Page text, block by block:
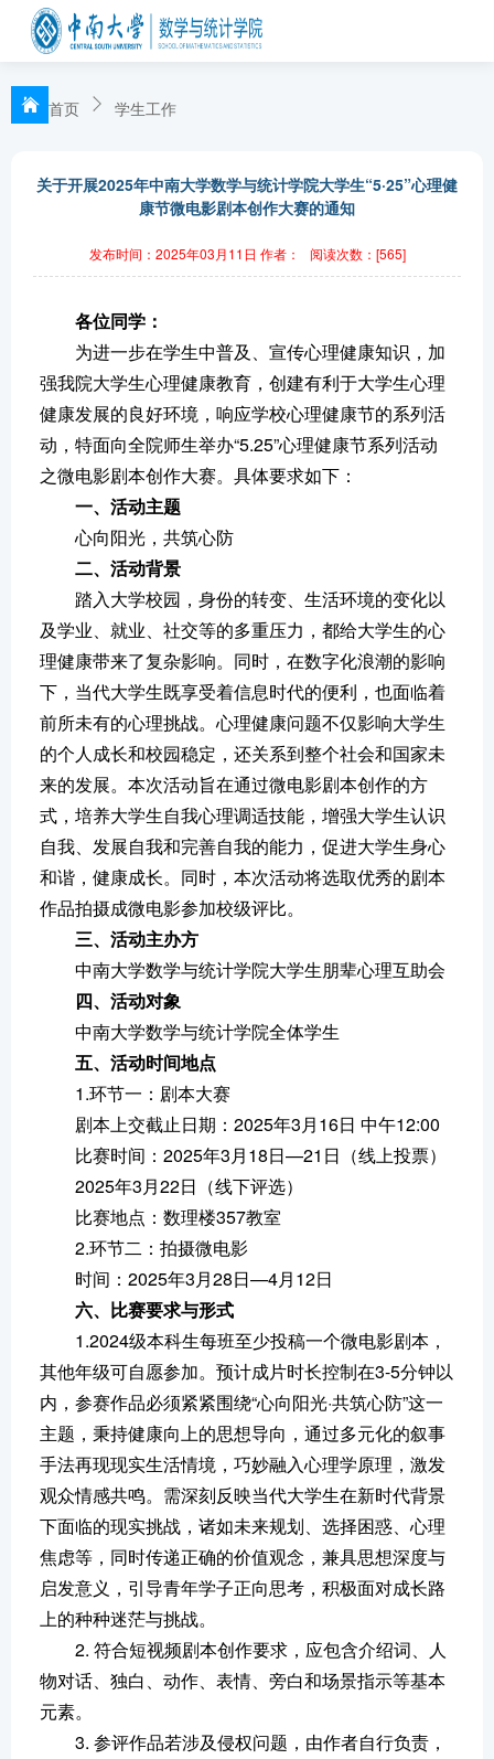
首页 学生工作
关于开展2025年中南大学数学与统计学院大学生“5·25”心理健
康节微电影剧本创作大赛的通知
发布时间：2025年03月11日 作者： 阅读次数：[565]
各位同学：
为进一步在学生中普及、宣传心理健康知识，加
强我院大学生心理健康教育，创建有利于大学生心理
健康发展的良好环境，响应学校心理健康节的系列活
动，特面向全院师生举办“5.25”心理健康节系列活动
之微电影剧本创作大赛。具体要求如下：
一、活动主题
心向阳光，共筑心防
二、活动背景
踏入大学校园，身份的转变、生活环境的变化以
及学业、就业、社交等的多重压力，都给大学生的心
理健康带来了复杂影响。同时，在数字化浪潮的影响
下，当代大学生既享受着信息时代的便利，也面临着
前所未有的心理挑战。心理健康问题不仅影响大学生
的个人成长和校园稳定，还关系到整个社会和国家未
来的发展。本次活动旨在通过微电影剧本创作的方
式，培养大学生自我心理调适技能，增强大学生认识
自我、发展自我和完善自我的能力，促进大学生身心
和谐，健康成长。同时，本次活动将选取优秀的剧本
作品拍摄成微电影参加校级评比。
三、活动主办方
中南大学数学与统计学院大学生朋辈心理互助会
四、活动对象
中南⼤学数学与统计学院全体学生
五、活动时间地点
1.环节一：剧本大赛
剧本上交截止⽇期：2025年3月16日 中午12:00
比赛时间：2025年3月18日—21日（线上投票）
2025年3月22日（线下评选）
比赛地点：数理楼357教室
2.环节二：拍摄微电影
时间：2025年3月28日—4月12日
六、比赛要求与形式
1.2024级本科生每班至少投稿一个微电影剧本，
其他年级可自愿参加。预计成片时长控制在3-5分钟以
内，参赛作品必须紧紧围绕“心向阳光·共筑心防”这一
主题，秉持健康向上的思想导向，通过多元化的叙事
手法再现现实生活情境，巧妙融入心理学原理，激发
观众情感共鸣。需深刻反映当代大学生在新时代背景
下面临的现实挑战，诸如未来规划、选择困惑、心理
焦虑等，同时传递正确的价值观念，兼具思想深度与
启发意义，引导青年学子正向思考，积极面对成长路
上的种种迷茫与挑战。
2. 符合短视频剧本创作要求，应包含介绍词、人
物对话、独白、动作、表情、旁白和场景指示等基本
元素。
3. 参评作品若涉及侵权问题，由作者自行负责，